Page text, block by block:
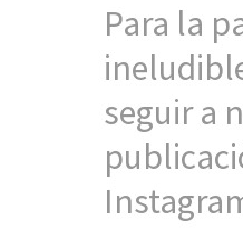
Para la
seguir a